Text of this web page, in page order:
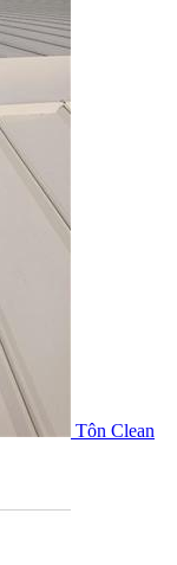
Tôn Clean